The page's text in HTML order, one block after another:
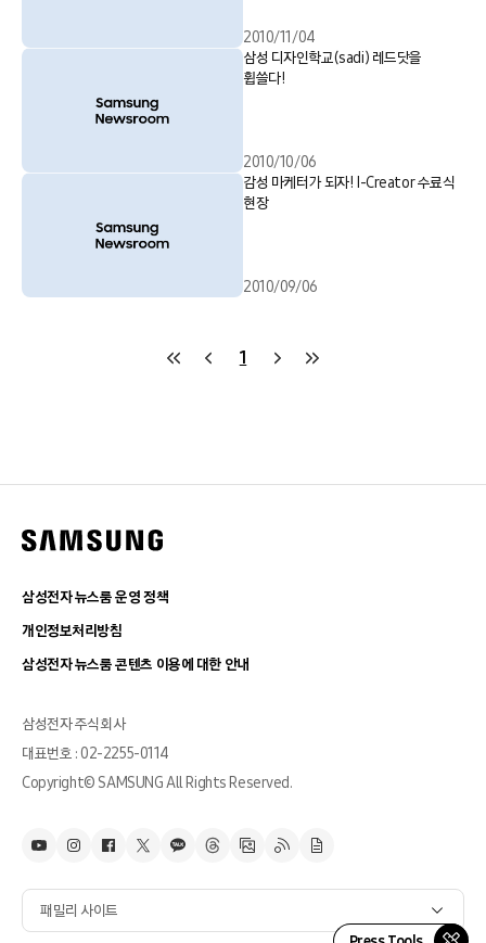
2010/11/04
삼성 디자인학교(sadi) 레드닷을
휩쓸다!
2010/10/06
감성 마케터가 되자! I-Creator 수료식
현장
2010/09/06
1
삼성전자 뉴스룸 운영 정책
개인정보처리방침
삼성전자 뉴스룸 콘텐츠 이용에 대한 안내
삼성전자 주식회사
대표번호 : 02-2255-0114
Copyright© SAMSUNG All Rights Reserved.
패밀리 사이트